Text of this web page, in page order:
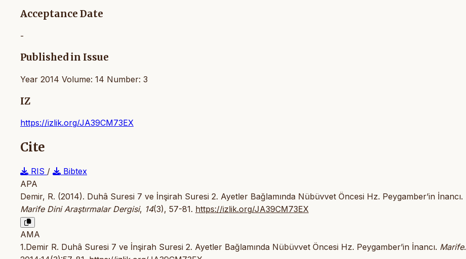
Acceptance Date
-
Published in Issue
Year 2014 Volume: 14 Number: 3
IZ
https://izlik.org/JA39CM73EX
Cite
RIS /
Bibtex
APA
Demir, R. (2014). Duhâ Suresi 7 ve İnşirah Suresi 2. Ayetler Bağlamında Nübüvvet Öncesi Hz. Peygamber’in İnancı.
Marife Dini Araştırmalar Dergisi, 14(3), 57-81. https://izlik.org/JA39CM73EX
AMA
1.Demir R. Duhâ Suresi 7 ve İnşirah Suresi 2. Ayetler Bağlamında Nübüvvet Öncesi Hz. Peygamber’in İnancı. Marife.